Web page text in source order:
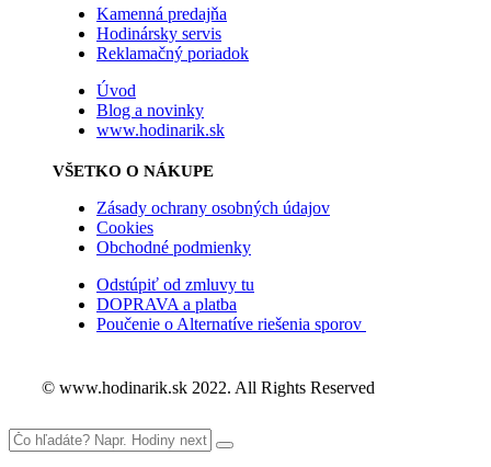
Kamenná predajňa
Hodinársky servis
Reklamačný poriadok
Úvod
Blog a novinky
www.hodinarik.sk
VŠETKO O NÁKUPE
Zásady ochrany osobných údajov
Cookies
Obchodné podmienky
Odstúpiť od zmluvy tu
DOPRAVA a platba
Poučenie o Alternatíve riešenia sporov
© www.hodinarik.sk 2022. All Rights Reserved